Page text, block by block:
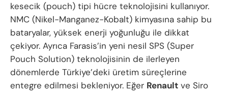
kesecik (pouch) tipi hücre teknolojisini kullanıyor.
NMC (Nikel-Manganez-Kobalt) kimyasına sahip bu
bataryalar, yüksek enerji yoğunluğu ile dikkat
çekiyor. Ayrıca Farasis’in yeni nesil SPS (Super
Pouch Solution) teknolojisinin de ilerleyen
dönemlerde Türkiye’deki üretim süreçlerine
entegre edilmesi bekleniyor. Eğer Renault ve Siro